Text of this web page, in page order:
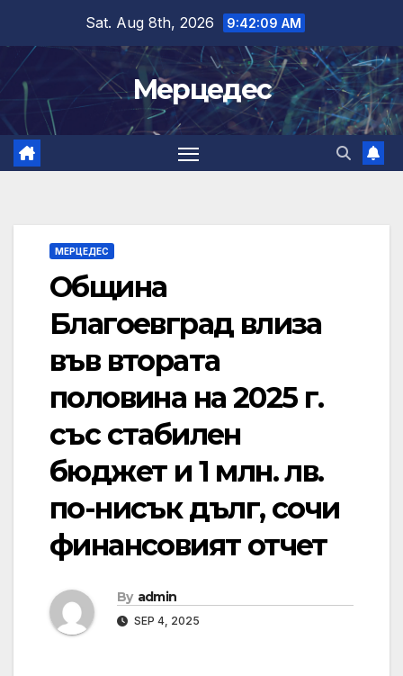
content
Sat. Aug 8th, 2026 9:42:09 AM
Мерцедес
МЕРЦЕДЕС
Община
Благоевград влиза
във втората
половина на 2025 г.
със стабилен
бюджет и 1 млн. лв.
по-нисък дълг, сочи
финансовият отчет
By admin
SEP 4, 2025